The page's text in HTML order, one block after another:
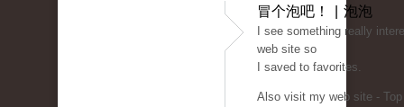
冒个泡吧！ | 泡泡
I see something really
web site so
I saved to favorites.
Also visit my web site -